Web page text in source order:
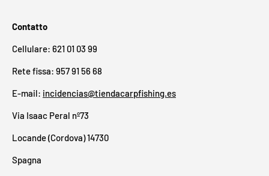
Contatto
Cellulare: 621 01 03 99
Rete fissa: 957 91 56 68
E-mail: incidencias@tiendacarpfishing.es
Via Isaac Peral nº73
Locande (Cordova) 14730
Spagna